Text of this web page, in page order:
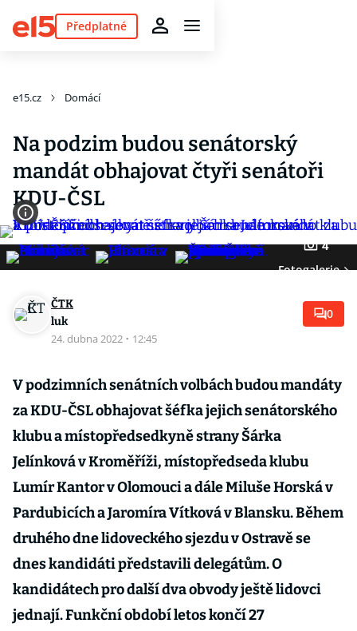
Předplatné
e15.cz Domácí
Na podzim budou senátorský
mandát obhajovat čtyři senátoři
KDU-ČSL
4
Fotogalerie
ČTK
luk
24. dubna 2022 · 12:45
0
V podzimních senátních volbách budou mandáty
za KDU-ČSL obhajovat šéfka jejich senátorského
klubu a místopředsedkyně strany Šárka
Jelínková v Kroměříži, místopředseda klubu
Lumír Kantor v Olomouci a dále Miluše Horská v
Pardubicích a Jaromíra Vítková v Blansku. Během
druhého dne lidoveckého sjezdu v Ostravě se
dnes kandidáti představili delegátům. O
kandidátech pro další dva obvody ještě lidovci
jednají. Funkční období letos končí 27